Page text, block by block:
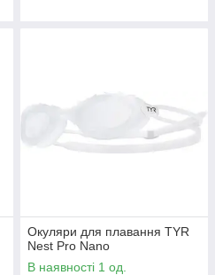
Окуляри для плавання TYR
Nest Pro Nano
В наявності 1 од.